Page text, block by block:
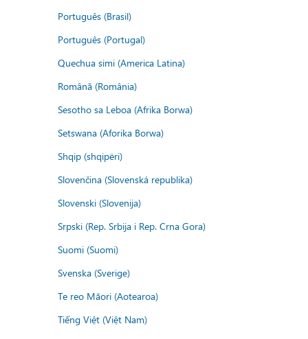
Português (Brasil)
Português (Portugal)
Quechua simi (America Latina)
Română (România)
Sesotho sa Leboa (Afrika Borwa)
Setswana (Aforika Borwa)
Shqip (shqipëri)
Slovenčina (Slovenská republika)
Slovenski (Slovenija)
Srpski (Rep. Srbija i Rep. Crna Gora)
Suomi (Suomi)
Svenska (Sverige)
Te reo Māori (Aotearoa)
Tiếng Việt (Việt Nam)